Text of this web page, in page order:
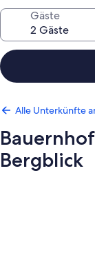
Gäste
Alle Unterkünfte
Bergblick